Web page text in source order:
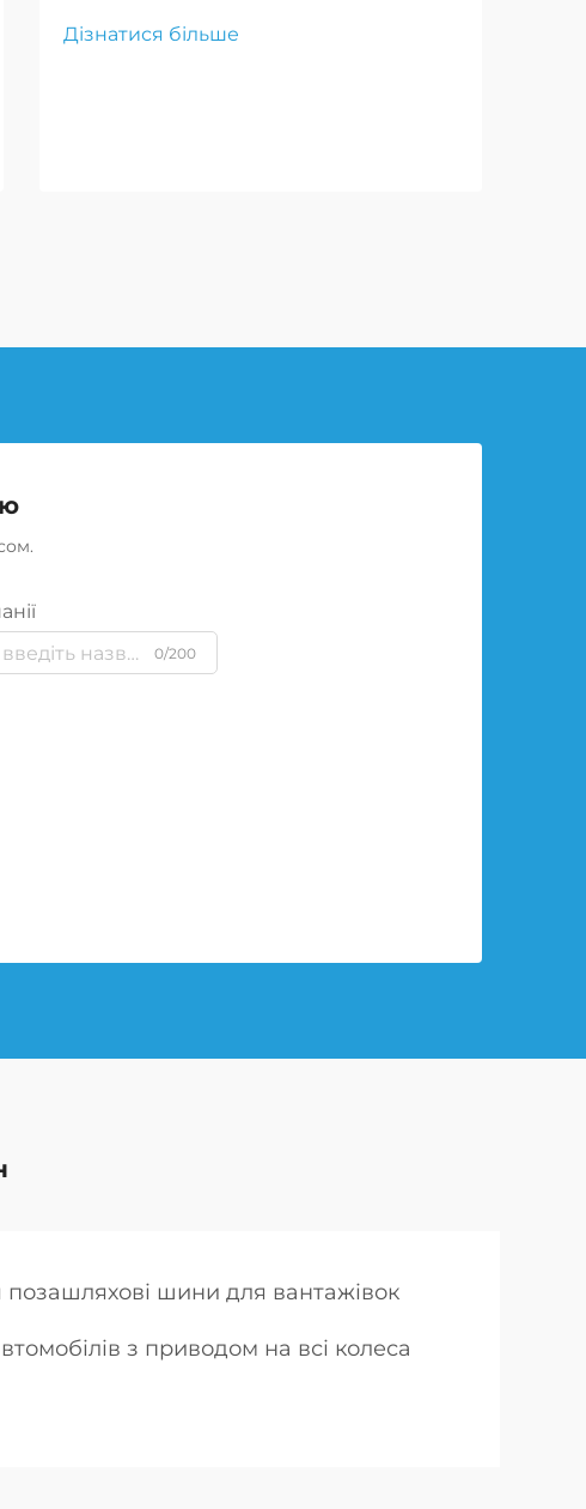
ефективність транспортних
Дізнатися більше
0/200
шини для вантажівок
з приводом на всі колеса